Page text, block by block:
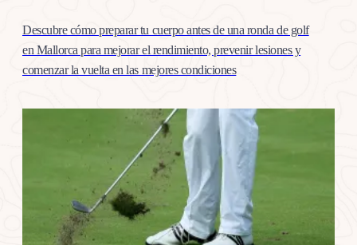
Descubre cómo preparar tu cuerpo antes de una ronda de golf
en Mallorca para mejorar el rendimiento, prevenir lesiones y
comenzar la vuelta en las mejores condiciones